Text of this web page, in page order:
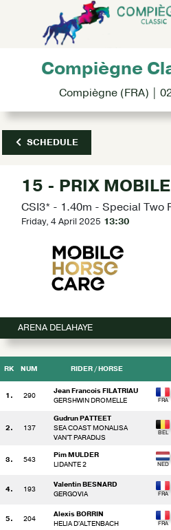
Compiègne
Compiègne (FRA) |
SCHEDULE
15 - PRIX
CSI3* - 1.40m - Special Two
Friday, 4 April 2025 13:30
ARENA DELAHAYE
RK NUM RIDER / HORSE
1. 290
Jean Francois FILATRIAU
GERSHWIN DROMELLE
2. 137
Gudrun PATTEET
SEA COAST MONALISA
VAN'T PARADIJS
3. 543
Pim MULDER
LIDANTE 2
4. 193
Valentin BESNARD
GERGOVIA
5. 204
Alexis BORRIN
HELIA D'ALTENBACH